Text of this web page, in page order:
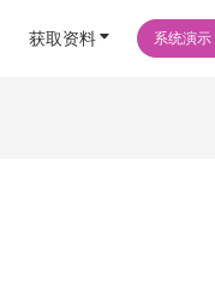
获取资料 系统演示